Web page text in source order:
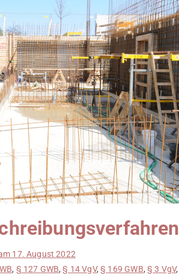
17. August 2022
, § 127 GWB,§ 14 VgV,§ 169 GWB,§ 3 VgV,